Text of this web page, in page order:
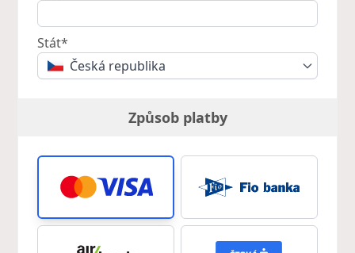
Stát*
Česká republika
Způsob platby